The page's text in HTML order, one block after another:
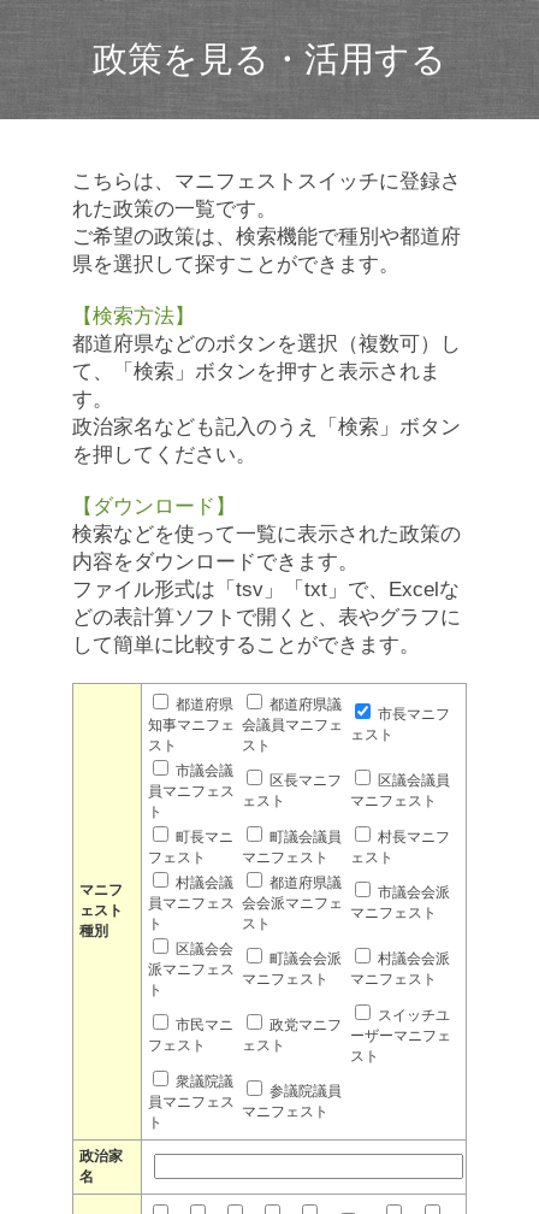
政策を見る・活用する
こちらは、マニフェストスイッチに登録さ
れた政策の一覧です。
ご希望の政策は、検索機能で種別や都道府
県を選択して探すことができます。
【検索方法】
都道府県などのボタンを選択（複数可）し
て、「検索」ボタンを押すと表示されま
す。
政治家名なども記入のうえ「検索」ボタン
を押してください。
【ダウンロード】
検索などを使って一覧に表示された政策の
内容をダウンロードできます。
ファイル形式は「tsv」「txt」で、Excelな
どの表計算ソフトで開くと、表やグラフに
して簡単に比較することができます。
マニフ
ェスト
種別
都道府県
知事マニフェ
スト
都道府県議
会議員マニフェ
スト
市長マニフ
ェスト
市議会議
員マニフェス
ト
区長マニフ
ェスト
区議会議員
マニフェスト
町長マニ
フェスト
町議会議員
マニフェスト
村長マニフ
ェスト
村議会議
員マニフェス
ト
都道府県議
会会派マニフェ
スト
市議会会派
マニフェスト
区議会会
派マニフェス
ト
町議会会派
マニフェスト
村議会会派
マニフェスト
市民マニ
フェスト
政党マニフ
ェスト
スイッチユ
ーザーマニフェ
スト
衆議院議
員マニフェス
ト
参議院議員
マニフェスト
政治家
名